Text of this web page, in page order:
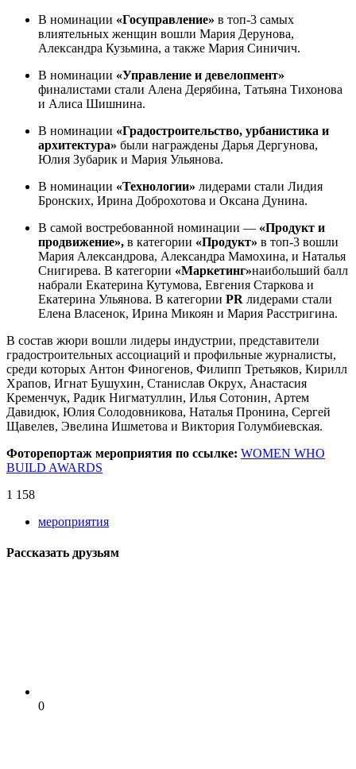
В номинации «Госуправление» в топ-3 самых
влиятельных женщин вошли Мария Дерунова,
Александра Кузьмина, а также Мария Синичич.
В номинации «Управление и девелопмент»
финалистами стали Алена Дерябина, Татьяна Тихонова
и Алиса Шишнина.
В номинации «Градостроительство, урбанистика и
архитектура» были награждены Дарья Дергунова,
Юлия Зубарик и Мария Ульянова.
В номинации «Технологии» лидерами стали Лидия
Бронских, Ирина Доброхотова и Оксана Дунина.
В самой востребованной номинации — «Продукт и
продвижение», в категории «Продукт» в топ-3 вошли
Мария Александрова, Александра Мамохина, и Наталья
Снигирева. В категории «Маркетинг»наибольший балл
набрали Екатерина Кутумова, Евгения Старкова и
Екатерина Ульянова. В категории PR лидерами стали
Елена Власенок, Ирина Микоян и Мария Расстригина.
В состав жюри вошли лидеры индустрии, представители
градостроительных ассоциаций и профильные журналисты,
среди которых Антон Финогенов, Филипп Третьяков, Кирилл
Храпов, Игнат Бушухин, Станислав Окрух, Анастасия
Кременчук, Радик Нигматуллин, Илья Сотонин, Артем
Давидюк, Юлия Солодовникова, Наталья Пронина, Сергей
Щавелев, Эвелина Ишметова и Виктория Голумбиевская.
Фоторепортаж мероприятия по ссылке: WOMEN WHO
BUILD AWARDS
1 158
мероприятия
Рассказать друзьям
0